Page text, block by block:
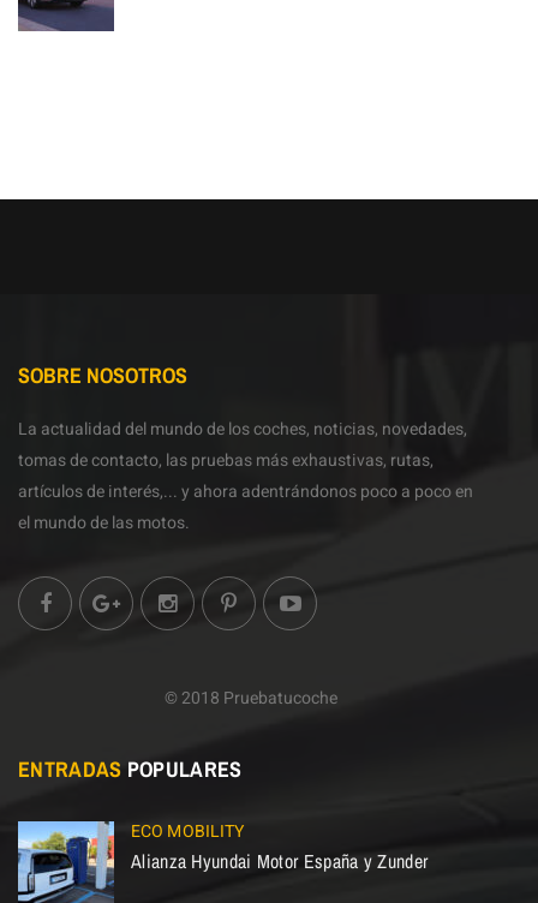
SOBRE NOSOTROS
La actualidad del mundo de los coches, noticias, novedades,
tomas de contacto, las pruebas más exhaustivas, rutas,
artículos de interés,... y ahora adentrándonos poco a poco en
el mundo de las motos.
© 2018 Pruebatucoche
ENTRADAS POPULARES
ECO MOBILITY
Alianza Hyundai Motor España y Zunder